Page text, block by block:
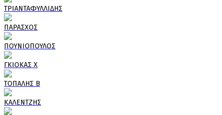
ΤΡΙΑΝΤΑΦΥΛΛΙΔΗΣ
ΠΑΡΑΣΧΟΣ
ΠΟΥΝΙΟΠΟΥΛΟΣ
ΓΚΙΟΚΑΣ Χ
ΤΟΠΑΛΗΣ Β
ΚΑΛΕΝΤΖΗΣ